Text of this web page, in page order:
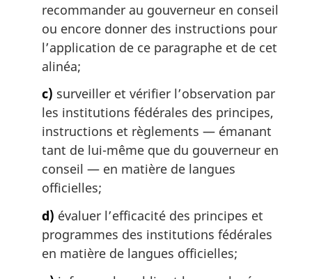
recommander au gouverneur en conseil
ou encore donner des instructions pour
l’application de ce paragraphe et de cet
alinéa;
c) surveiller et vérifier l’observation par
les institutions fédérales des principes,
instructions et règlements — émanant
tant de lui-même que du gouverneur en
conseil — en matière de langues
officielles;
d) évaluer l’efficacité des principes et
programmes des institutions fédérales
en matière de langues officielles;